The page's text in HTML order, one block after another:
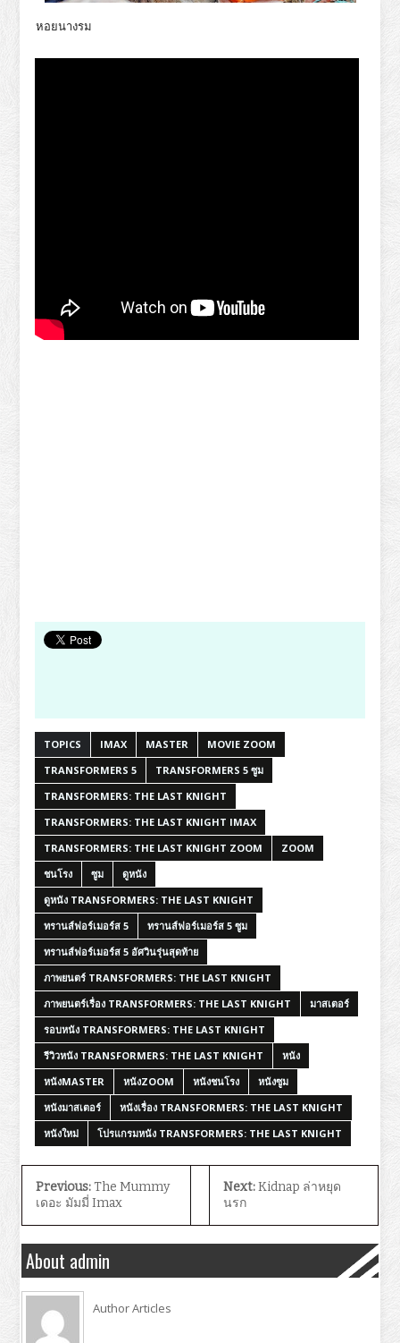
หอยนางรม
TOPICS IMAX MASTER
MOVIE ZOOM
TRANSFORMERS 5
TRANSFORMERS 5 ซูม
TRANSFORMERS: THE LAST KNIGHT
TRANSFORMERS: THE LAST KNIGHT IMAX
TRANSFORMERS: THE LAST KNIGHT ZOOM
ZOOM
ชนโรง
ซูม
ดูหนัง
ดูหนัง TRANSFORMERS: THE LAST KNIGHT
ทรานส์ฟอร์เมอร์ส 5
ทรานส์ฟอร์เมอร์ส 5 ซูม
ทรานส์ฟอร์เมอร์ส 5 อัศวินรุ่นสุดท้าย
ภาพยนตร์ TRANSFORMERS: THE LAST KNIGHT
ภาพยนตร์เรื่อง TRANSFORMERS: THE LAST KNIGHT
มาสเตอร์
รอบหนัง TRANSFORMERS: THE LAST KNIGHT
รีวิวหนัง TRANSFORMERS: THE LAST KNIGHT
หนัง
หนังMASTER
หนังZOOM หนังชนโรง
หนังซูม
หนังมาสเตอร์
หนังเรื่อง TRANSFORMERS: THE LAST KNIGHT
หนังใหม่
โปรแกรมหนัง TRANSFORMERS: THE LAST KNIGHT
Previous:The Mummy
เดอะ มัมมี่ Imax
Next:Kidnap ล่าหยุด
นรก
About admin
Author Articles